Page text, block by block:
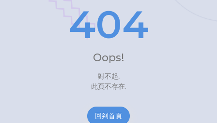
404
Oops!
對不起,
此頁不存在.
回到首頁